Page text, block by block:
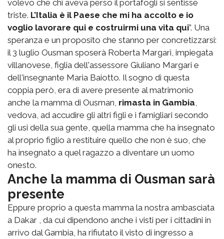
volevo che chi aveva perso il portafogli si sentisse
triste. L’Italia è il Paese che mi ha accolto e io
voglio lavorare qui e costruirmi una vita qui”. Una
speranza e un proposito che stanno per concretizzarsi:
il 3 luglio Ousman sposerà Roberta Margari, impiegata
villanovese, figlia dell'assessore Giuliano Margari e
dell'insegnante Maria Baiotto. Il sogno di questa
coppia però, era di avere presente al matrimonio
anche la mamma di Ousman, rimasta in Gambia
vedova, ad accudire gli altri figli e i famigliari secondo
gli usi della sua gente, quella mamma che ha insegnato
al proprio figlio a restituire quello che non è suo, che
ha insegnato a quel ragazzo a diventare un uomo
onesto.
Anche la mamma di Ousman sarà
presente
Eppure proprio a questa mamma la nostra ambasciata
a Dakar , da cui dipendono anche i visti per i cittadini in
arrivo dal Gambia, ha rifiutato il visto di ingresso a